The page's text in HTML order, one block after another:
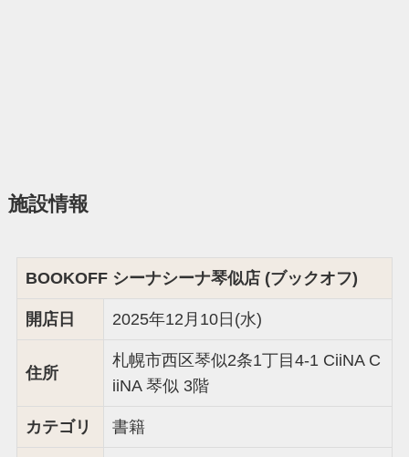
施設情報
BOOKOFF シーナシーナ琴似店 (ブックオフ)
開店日 2025年12月10日(水)
住所
札幌市西区琴似2条1丁目4-1 CiiNA C
iiNA 琴似 3階
カテゴリ 書籍